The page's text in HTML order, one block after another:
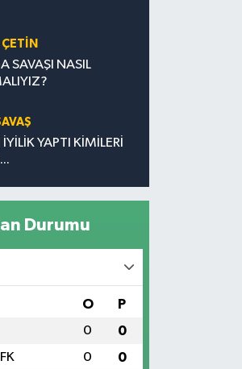
SAVAŞI NASIL
İYİLİK YAPTI KİMİLERİ
Durumu
O P
0 0
0 0